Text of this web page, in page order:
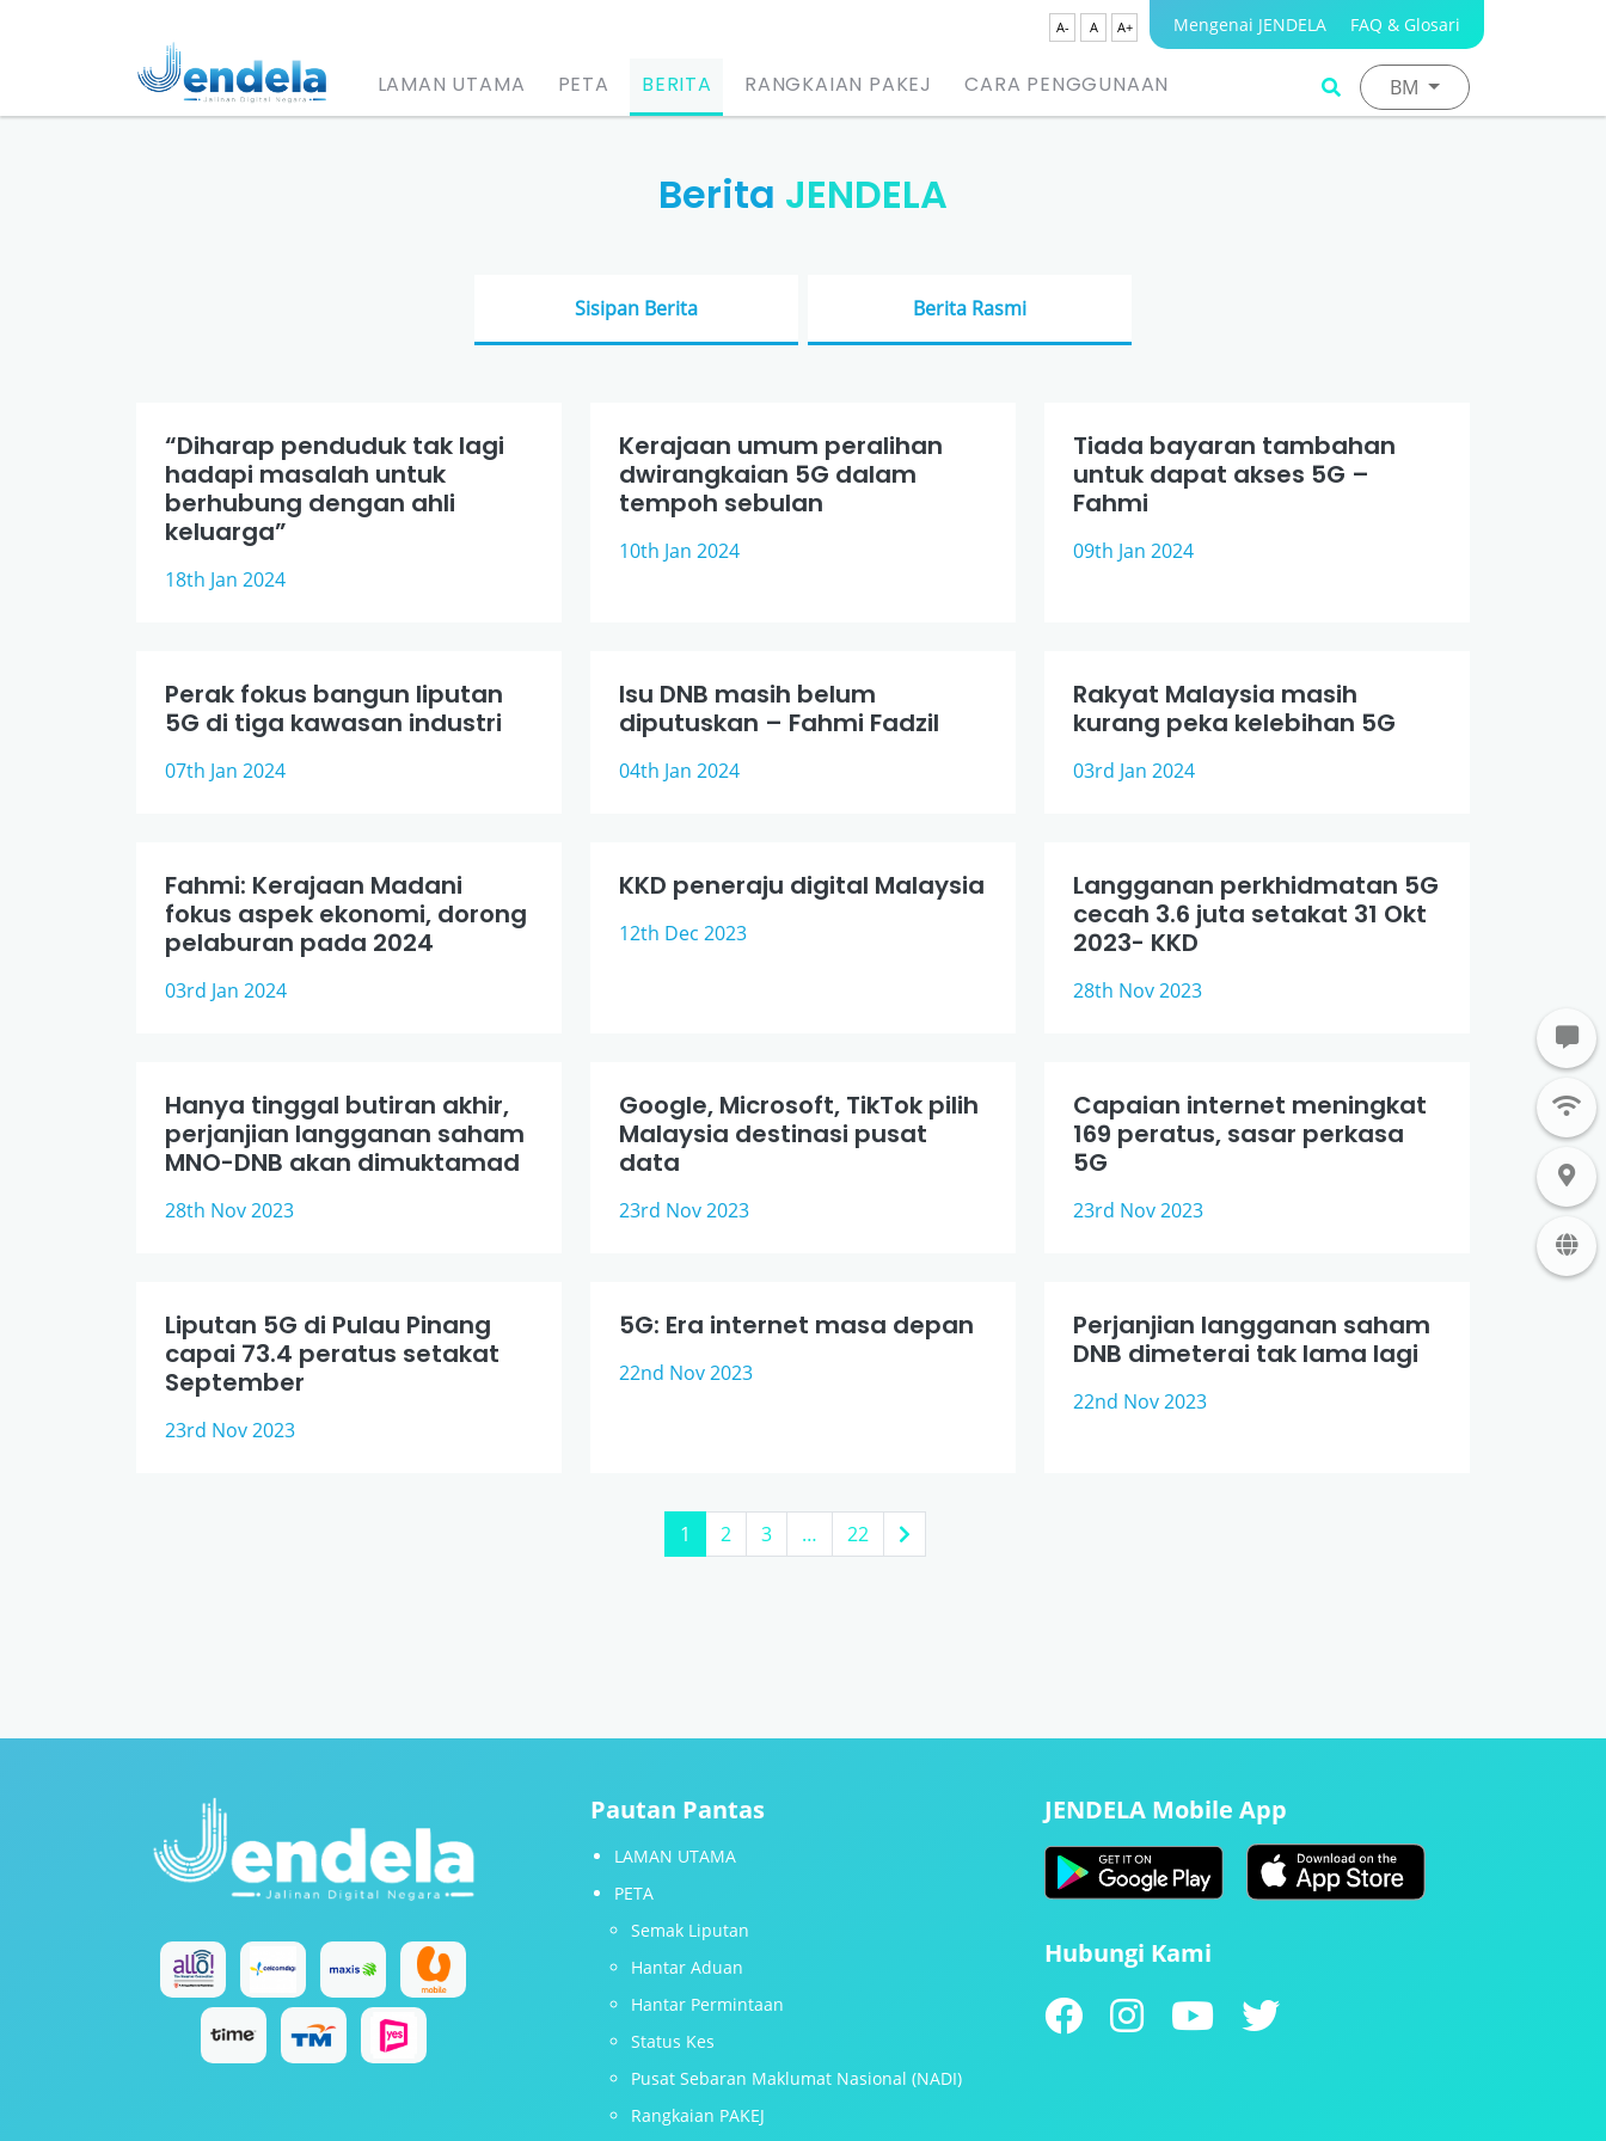
A- A A+ Mengenai JENDELA FAQ & Glosari
LAMAN UTAMA PETA BERITA RANGKAIAN PAKEJ CARA PENGGUNAAN BM
Berita JENDELA
Sisipan Berita Berita Rasmi
“Diharap penduduk tak lagi
hadapi masalah untuk
berhubung dengan ahli
keluarga”
18th Jan 2024
Kerajaan umum peralihan
dwirangkaian 5G dalam
tempoh sebulan
10th Jan 2024
Tiada bayaran tambahan
untuk dapat akses 5G –
Fahmi
09th Jan 2024
Perak fokus bangun liputan
5G di tiga kawasan industri
07th Jan 2024
Isu DNB masih belum
diputuskan – Fahmi Fadzil
04th Jan 2024
Rakyat Malaysia masih
kurang peka kelebihan 5G
03rd Jan 2024
Fahmi: Kerajaan Madani
fokus aspek ekonomi, dorong
pelaburan pada 2024
03rd Jan 2024
KKD peneraju digital Malaysia
12th Dec 2023
Langganan perkhidmatan 5G
cecah 3.6 juta setakat 31 Okt
2023- KKD
28th Nov 2023
Hanya tinggal butiran akhir,
perjanjian langganan saham
MNO-DNB akan dimuktamad
28th Nov 2023
Google, Microsoft, TikTok pilih
Malaysia destinasi pusat
data
23rd Nov 2023
Capaian internet meningkat
169 peratus, sasar perkasa
5G
23rd Nov 2023
Liputan 5G di Pulau Pinang
capai 73.4 peratus setakat
September
23rd Nov 2023
5G: Era internet masa depan
22nd Nov 2023
Perjanjian langganan saham
DNB dimeterai tak lama lagi
22nd Nov 2023
1 2 3 … 22
Pautan Pantas
LAMAN UTAMA
PETA
Semak Liputan
Hantar Aduan
Hantar Permintaan
Status Kes
Pusat Sebaran Maklumat Nasional (NADI)
Rangkaian PAKEJ
JENDELA Mobile App
Hubungi Kami